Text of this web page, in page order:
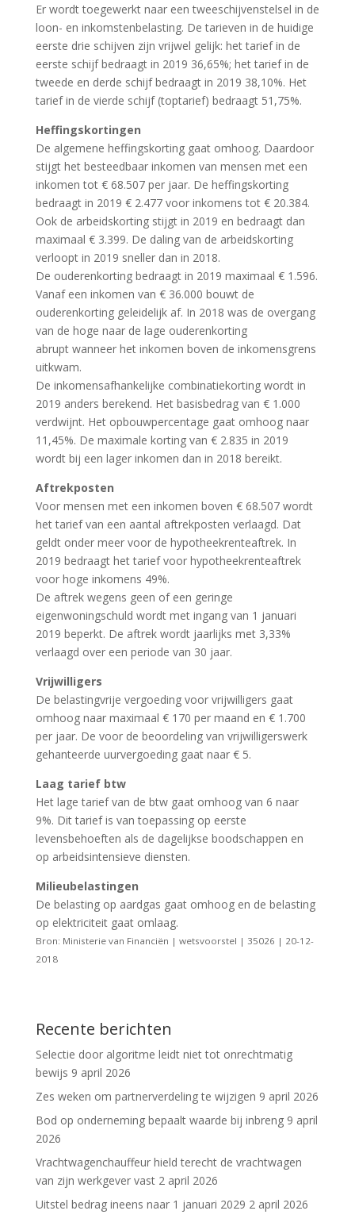
Er wordt toegewerkt naar een tweeschijvenstelsel in de
loon- en inkomstenbelasting. De tarieven in de huidige
eerste drie schijven zijn vrijwel gelijk: het tarief in de
eerste schijf bedraagt in 2019 36,65%; het tarief in de
tweede en derde schijf bedraagt in 2019 38,10%. Het
tarief in de vierde schijf (toptarief) bedraagt 51,75%.
Heffingskortingen
De algemene heffingskorting gaat omhoog. Daardoor
stijgt het besteedbaar inkomen van mensen met een
inkomen tot € 68.507 per jaar. De heffingskorting
bedraagt in 2019 € 2.477 voor inkomens tot € 20.384.
Ook de arbeidskorting stijgt in 2019 en bedraagt dan
maximaal € 3.399. De daling van de arbeidskorting
verloopt in 2019 sneller dan in 2018.
De ouderenkorting bedraagt in 2019 maximaal € 1.596.
Vanaf een inkomen van € 36.000 bouwt de
ouderenkorting geleidelijk af. In 2018 was de overgang
van de hoge naar de lage ouderenkorting
abrupt wanneer het inkomen boven de inkomensgrens
uitkwam.
De inkomensafhankelijke combinatiekorting wordt in
2019 anders berekend. Het basisbedrag van € 1.000
verdwijnt. Het opbouwpercentage gaat omhoog naar
11,45%. De maximale korting van € 2.835 in 2019
wordt bij een lager inkomen dan in 2018 bereikt.
Aftrekposten
Voor mensen met een inkomen boven € 68.507 wordt
het tarief van een aantal aftrekposten verlaagd. Dat
geldt onder meer voor de hypotheekrenteaftrek. In
2019 bedraagt het tarief voor hypotheekrenteaftrek
voor hoge inkomens 49%.
De aftrek wegens geen of een geringe
eigenwoningschuld wordt met ingang van 1 januari
2019 beperkt. De aftrek wordt jaarlijks met 3,33%
verlaagd over een periode van 30 jaar.
Vrijwilligers
De belastingvrije vergoeding voor vrijwilligers gaat
omhoog naar maximaal € 170 per maand en € 1.700
per jaar. De voor de beoordeling van vrijwilligerswerk
gehanteerde uurvergoeding gaat naar € 5.
Laag tarief btw
Het lage tarief van de btw gaat omhoog van 6 naar
9%. Dit tarief is van toepassing op eerste
levensbehoeften als de dagelijkse boodschappen en
op arbeidsintensieve diensten.
Milieubelastingen
De belasting op aardgas gaat omhoog en de belasting
op elektriciteit gaat omlaag.
Bron: Ministerie van Financiën | wetsvoorstel | 35026 | 20-12-
2018
Recente berichten
Selectie door algoritme leidt niet tot onrechtmatig
bewijs 9 april 2026
Zes weken om partnerverdeling te wijzigen 9 april 2026
Bod op onderneming bepaalt waarde bij inbreng 9 april
2026
Vrachtwagenchauffeur hield terecht de vrachtwagen
van zijn werkgever vast 2 april 2026
Uitstel bedrag ineens naar 1 januari 2029 2 april 2026